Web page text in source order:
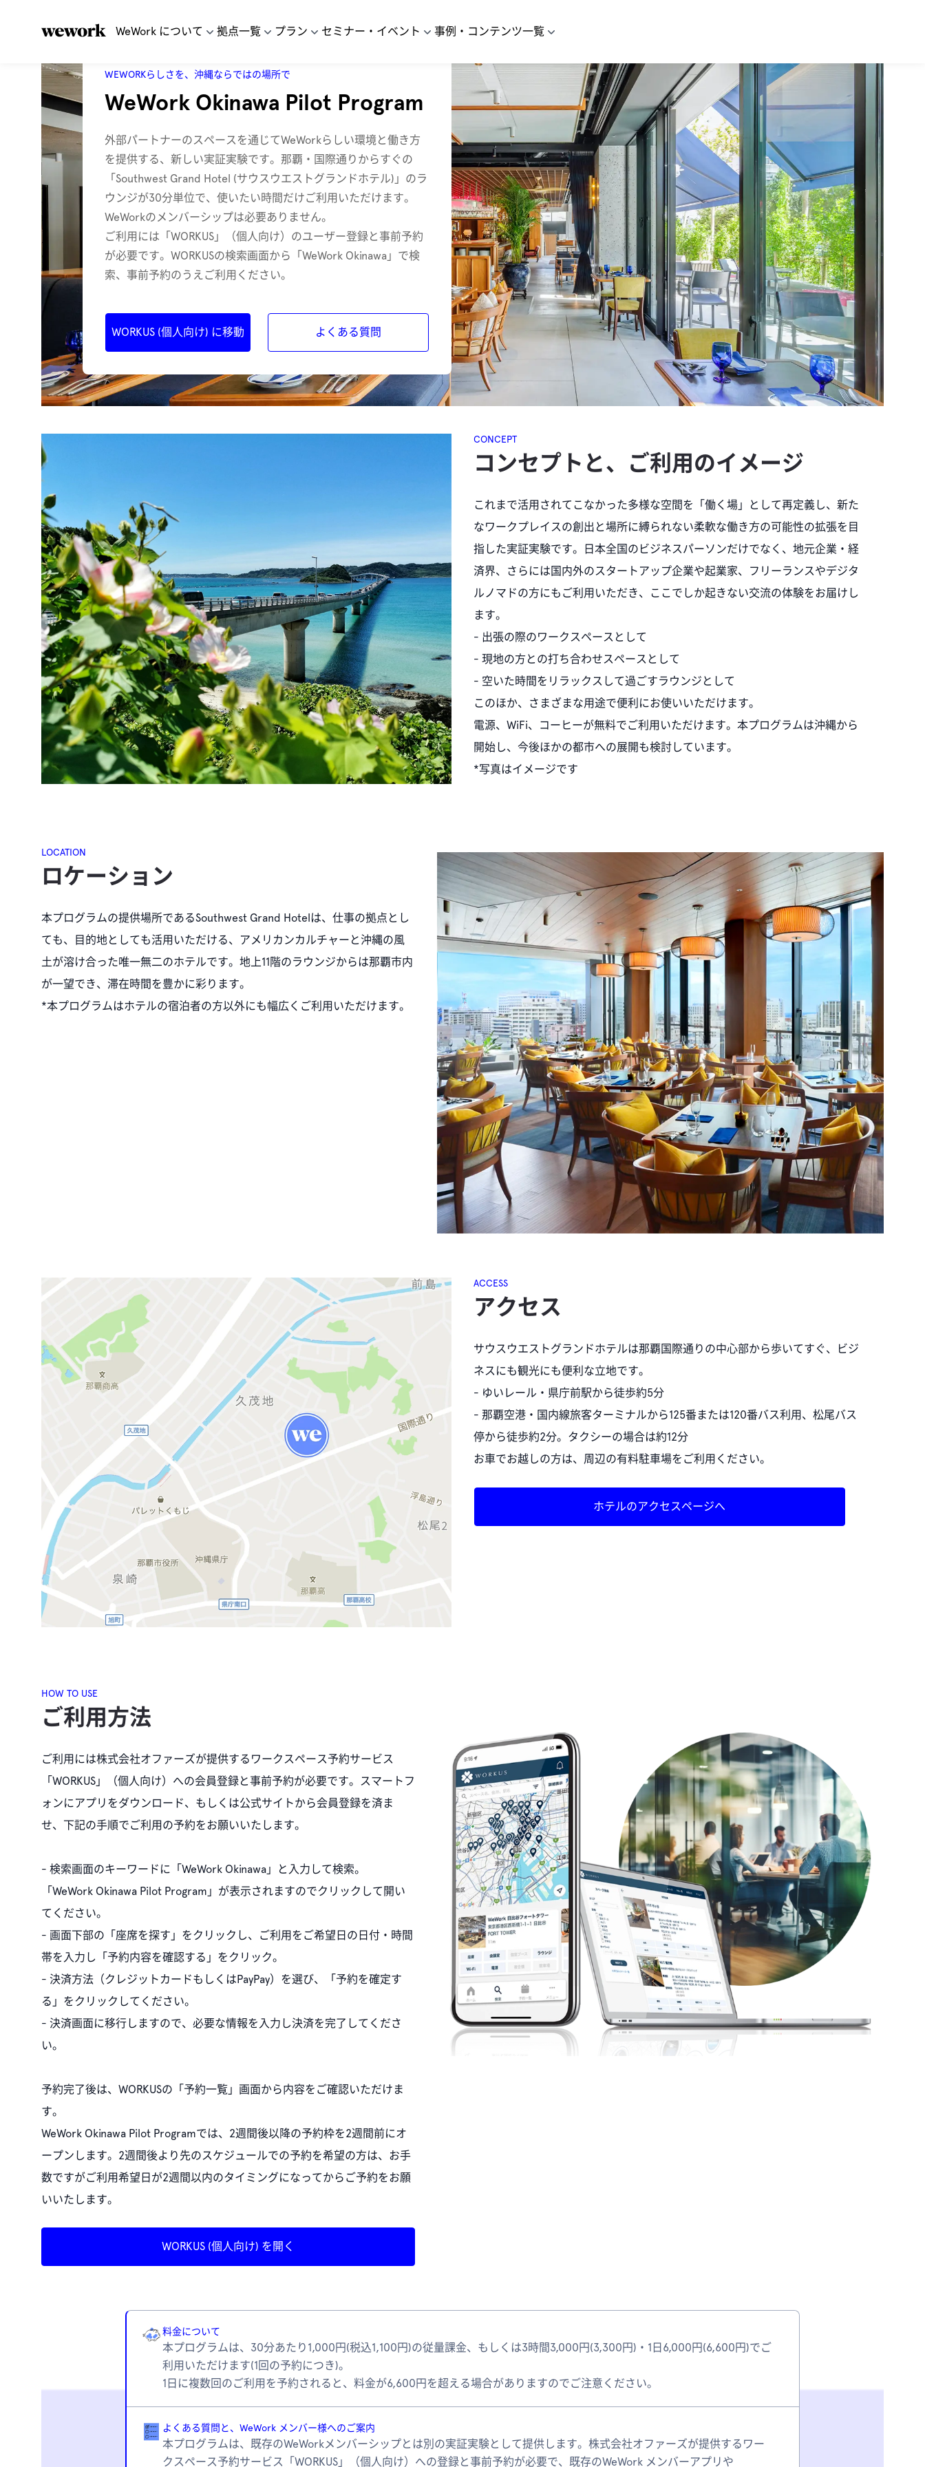
WeWork について 拠点一覧 プラン セミナー・イベント 事例・コンテンツ一覧
WEWORKらしさを、沖縄ならではの場所で
WeWork Okinawa Pilot Program
外部パートナーのスペースを通じてWeWorkらしい環境と働き方
を提供する、新しい実証実験です。那覇・国際通りからすぐの
「Southwest Grand Hotel (サウスウエストグランドホテル)」のラ
ウンジが30分単位で、使いたい時間だけご利用いただけます。
WeWorkのメンバーシップは必要ありません。
ご利用には「WORKUS」（個人向け）のユーザー登録と事前予約
が必要です。WORKUSの検索画面から「WeWork Okinawa」で検
索、事前予約のうえご利用ください。
WORKUS (個人向け) に移動 よくある質問
CONCEPT
コンセプトと、ご利用のイメージ
これまで活用されてこなかった多様な空間を「働く場」として再定義し、新た
なワークプレイスの創出と場所に縛られない柔軟な働き方の可能性の拡張を目
指した実証実験です。日本全国のビジネスパーソンだけでなく、地元企業・経
済界、さらには国内外のスタートアップ企業や起業家、フリーランスやデジタ
ルノマドの方にもご利用いただき、ここでしか起きない交流の体験をお届けし
ます。
- 出張の際のワークスペースとして
- 現地の方との打ち合わせスペースとして
- 空いた時間をリラックスして過ごすラウンジとして
このほか、さまざまな用途で便利にお使いいただけます。
電源、WiFi、コーヒーが無料でご利用いただけます。本プログラムは沖縄から
開始し、今後ほかの都市への展開も検討しています。
*写真はイメージです
LOCATION
ロケーション
本プログラムの提供場所であるSouthwest Grand Hotelは、仕事の拠点とし
ても、目的地としても活用いただける、アメリカンカルチャーと沖縄の風
土が溶け合った唯一無二のホテルです。地上11階のラウンジからは那覇市内
が一望でき、滞在時間を豊かに彩ります。
*本プログラムはホテルの宿泊者の方以外にも幅広くご利用いただけます。
ACCESS
アクセス
サウスウエストグランドホテルは那覇国際通りの中心部から歩いてすぐ、ビジ
ネスにも観光にも便利な立地です。
- ゆいレール・県庁前駅から徒歩約5分
- 那覇空港・国内線旅客ターミナルから125番または120番バス利用、松尾バス
停から徒歩約2分。タクシーの場合は約12分
お車でお越しの方は、周辺の有料駐車場をご利用ください。
ホテルのアクセスページへ
HOW TO USE
ご利用方法
ご利用には株式会社オファーズが提供するワークスペース予約サービス
「WORKUS」（個人向け）への会員登録と事前予約が必要です。スマートフ
ォンにアプリをダウンロード、もしくは公式サイトから会員登録を済ま
せ、下記の手順でご利用の予約をお願いいたします。
- 検索画面のキーワードに「WeWork Okinawa」と入力して検索。
「WeWork Okinawa Pilot Program」が表示されますのでクリックして開い
てください。
- 画面下部の「座席を探す」をクリックし、ご利用をご希望日の日付・時間
帯を入力し「予約内容を確認する」をクリック。
- 決済方法（クレジットカードもしくはPayPay）を選び、「予約を確定す
る」をクリックしてください。
- 決済画面に移行しますので、必要な情報を入力し決済を完了してくださ
い。
予約完了後は、WORKUSの「予約一覧」画面から内容をご確認いただけま
す。
WeWork Okinawa Pilot Programでは、2週間後以降の予約枠を2週間前にオ
ープンします。2週間後より先のスケジュールでの予約を希望の方は、お手
数ですがご利用希望日が2週間以内のタイミングになってからご予約をお願
いいたします。
WORKUS (個人向け) を開く
料金について
本プログラムは、30分あたり1,000円(税込1,100円)の従量課金、もしくは3時間3,000円(3,300円)・1日6,000円(6,600円)でご
利用いただけます(1回の予約につき)。
1日に複数回のご利用を予約されると、料金が6,600円を超える場合がありますのでご注意ください。
よくある質問と、WeWork メンバー様へのご案内
本プログラムは、既存のWeWorkメンバーシップとは別の実証実験として提供します。株式会社オファーズが提供するワー
クスペース予約サービス「WORKUS」（個人向け）への登録と事前予約が必要で、既存のWeWork メンバーアプリや